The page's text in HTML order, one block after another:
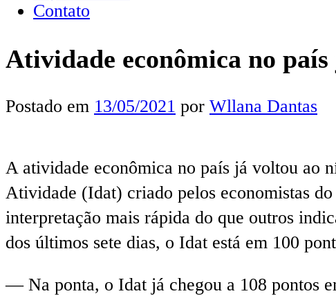
Contato
Atividade econômica no
Postado em 13/05/2021 por Wllana Dantas
A atividade econômica no país já voltou ao
Atividade (Idat) criado pelos economistas
interpretação mais rápida do que outros
dos últimos sete dias, o Idat está em 100
— Na ponta, o Idat já chegou a 108 pontos